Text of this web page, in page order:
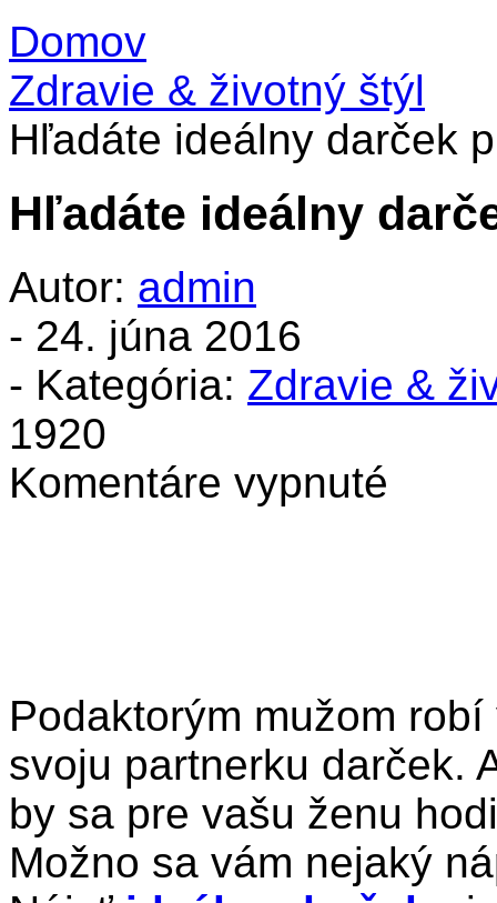
Domov
Zdravie & životný štýl
Hľadáte ideálny darček
Hľadáte ideálny
Autor: admin
- 24. júna 2016
- Kategória: Zdravie &
1920
Komentáre vypnuté
Podaktorým mužom
svoju partnerku darček.
by sa pre vašu ženu
Možno sa vám nejaký